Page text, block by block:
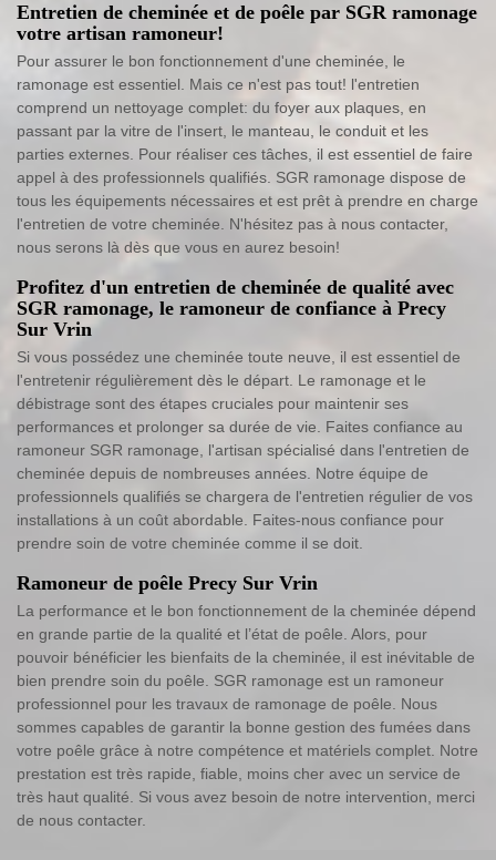
Entretien de cheminée et de poêle par SGR ramonage
votre artisan ramoneur!
Pour assurer le bon fonctionnement d'une cheminée, le
ramonage est essentiel. Mais ce n'est pas tout! l'entretien
comprend un nettoyage complet: du foyer aux plaques, en
passant par la vitre de l'insert, le manteau, le conduit et les
parties externes. Pour réaliser ces tâches, il est essentiel de faire
appel à des professionnels qualifiés. SGR ramonage dispose de
tous les équipements nécessaires et est prêt à prendre en charge
l'entretien de votre cheminée. N'hésitez pas à nous contacter,
nous serons là dès que vous en aurez besoin!
Profitez d'un entretien de cheminée de qualité avec
SGR ramonage, le ramoneur de confiance à Precy
Sur Vrin
Si vous possédez une cheminée toute neuve, il est essentiel de
l'entretenir régulièrement dès le départ. Le ramonage et le
débistrage sont des étapes cruciales pour maintenir ses
performances et prolonger sa durée de vie. Faites confiance au
ramoneur SGR ramonage, l'artisan spécialisé dans l'entretien de
cheminée depuis de nombreuses années. Notre équipe de
professionnels qualifiés se chargera de l'entretien régulier de vos
installations à un coût abordable. Faites-nous confiance pour
prendre soin de votre cheminée comme il se doit.
Ramoneur de poêle Precy Sur Vrin
La performance et le bon fonctionnement de la cheminée dépend
en grande partie de la qualité et l’état de poêle. Alors, pour
pouvoir bénéficier les bienfaits de la cheminée, il est inévitable de
bien prendre soin du poêle. SGR ramonage est un ramoneur
professionnel pour les travaux de ramonage de poêle. Nous
sommes capables de garantir la bonne gestion des fumées dans
votre poêle grâce à notre compétence et matériels complet. Notre
prestation est très rapide, fiable, moins cher avec un service de
très haut qualité. Si vous avez besoin de notre intervention, merci
de nous contacter.